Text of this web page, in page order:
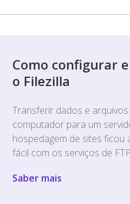
Como configurar
o Filezilla
Transferir dados e
computador para um
hospedagem de sites ficou
fácil com os serviços de
Saber mais